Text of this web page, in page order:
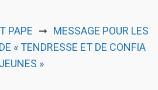
PAPE ➞ MESSAGE POUR LES
« TENDRESSE ET DE CONFIA
»